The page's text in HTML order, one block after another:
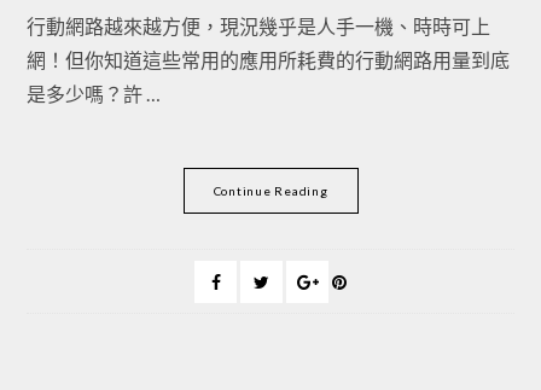
行動網路越來越方便，現況幾乎是人手一機、時時可上
網！但你知道這些常用的應用所耗費的行動網路用量到底
是多少嗎？許 …
Continue Reading